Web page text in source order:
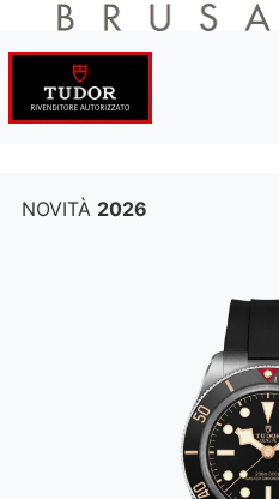
NOVITÀ 2026